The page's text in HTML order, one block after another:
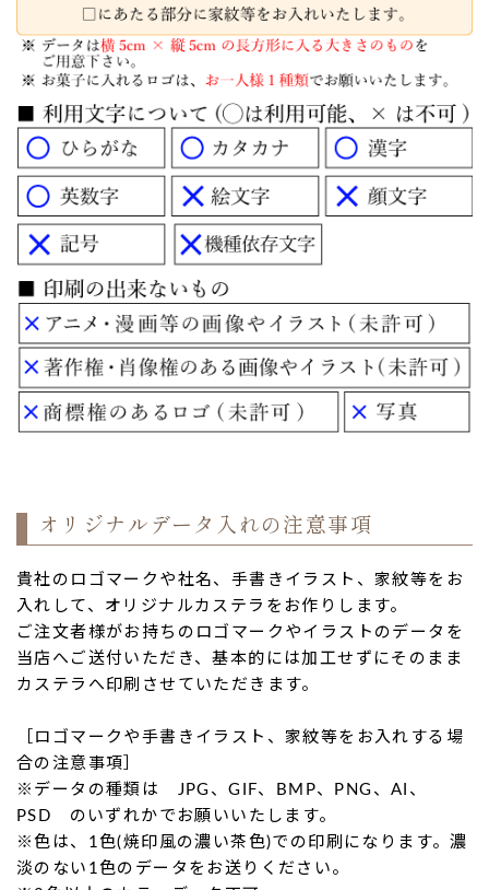
オリジナルデータ入れの注意事項
貴社のロゴマークや社名、手書きイラスト、家紋等をお
入れして、オリジナルカステラをお作りします。
ご注文者様がお持ちのロゴマークやイラストのデータを
当店へご送付いただき、基本的には加工せずにそのまま
カステラへ印刷させていただきます。
［ロゴマークや手書きイラスト、家紋等をお入れする場
合の注意事項］
※データの種類は JPG、GIF、BMP、PNG、AI、
PSD のいずれかでお願いいたします。
※色は、1色(焼印風の濃い茶色)での印刷になります。濃
淡のない1色のデータをお送りください。